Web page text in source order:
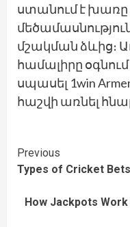
ստանում է
մշակման ձևից։
համալիրը
սպասել 1win
հաշվի առնել
Continue
Reading
Previous
Types of Cricket
How Jackpots